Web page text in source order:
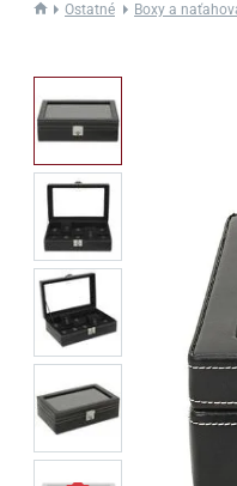
Ostatné Boxy a